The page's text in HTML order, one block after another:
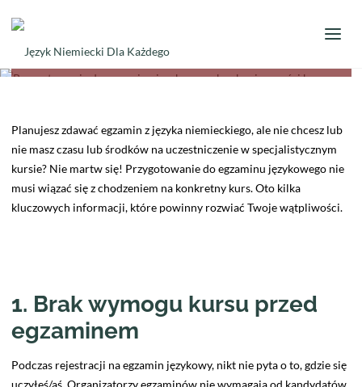
blog
Przygotowanie do egzaminu językowego bez konieczności
Planujesz zdawać egzamin z języka niemieckiego, ale nie chcesz lub
nie masz czasu lub środków na uczestniczenie w specjalistycznym
kursie? Nie martw się! Przygotowanie do egzaminu językowego nie
musi wiązać się z chodzeniem na konkretny kurs. Oto kilka
kluczowych informacji, które powinny rozwiać Twoje wątpliwości.
1. Brak wymogu kursu przed
egzaminem
Podczas rejestracji na egzamin językowy, nikt nie pyta o to, gdzie się